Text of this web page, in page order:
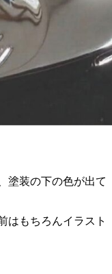
塗装の下の色が出て
はもちろんイラスト